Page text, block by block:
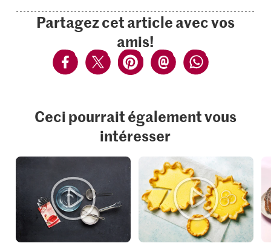
Partagez cet article avec vos
amis!
Ceci pourrait également vous
intéresser